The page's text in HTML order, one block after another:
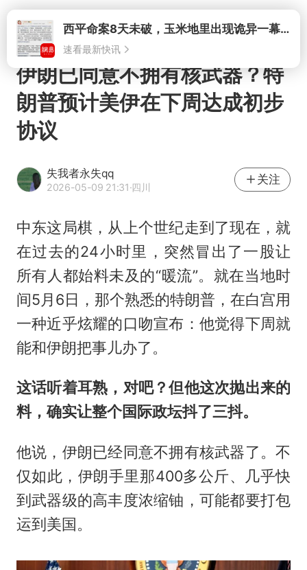
打开西平命案8天未破，玉米地里出现诡异一幕，我突然想起了欧金中
速看最新快讯
伊朗已同意不拥有核武器？特
朗普预计美伊在下周达成初步
协议
失我者永失qq
2026-05-09 21:31·四川
关注
中东这局棋，从上个世纪走到了现在，就
在过去的24小时里，突然冒出了一股让
所有人都始料未及的“暖流”。就在当地时
间5月6日，那个熟悉的特朗普，在白宫用
一种近乎炫耀的口吻宣布：他觉得下周就
能和伊朗把事儿办了。
这话听着耳熟，对吧？但他这次抛出来的
料，确实让整个国际政坛抖了三抖。
他说，伊朗已经同意不拥有核武器了。不
仅如此，伊朗手里那400多公斤、几乎快
到武器级的高丰度浓缩铀，可能都要打包
运到美国。